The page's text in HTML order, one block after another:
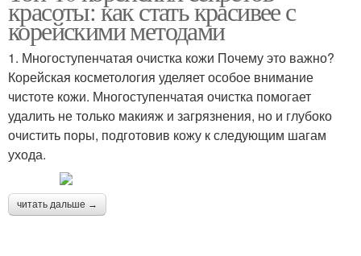
красоты: как стать красивее с
корейскими методами
1. Многоступенчатая очистка кожи Почему это важно?
Корейская косметология уделяет особое внимание
чистоте кожи. Многоступенчатая очистка помогает
удалить не только макияж и загрязнения, но и глубоко
очистить поры, подготовив кожу к следующим шагам
ухода.
читать дальше →